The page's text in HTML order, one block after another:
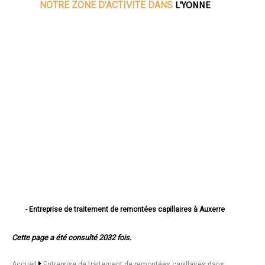
NOTRE ZONE D'ACTIVITE DANS L'YONNE
- Entreprise de traitement de remontées capillaires à Auxerre
- Entreprise de traitement de remontées capillaires à Migennes
- Entreprise de traitement de remontées capillaires à Tonnerre
Cette page a été consulté 2032 fois.